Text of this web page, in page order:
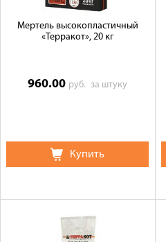
Мертель высокопластичный
«Терракот», 20 кг
960.00 руб.за штуку
Купить